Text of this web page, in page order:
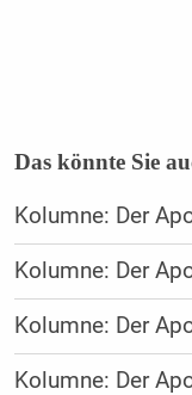
Das könnte Sie
Kolumne: Der
Kolumne: Der
Kolumne: Der
Kolumne: Der